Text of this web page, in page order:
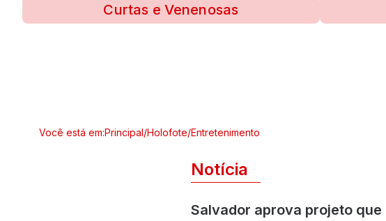
Curtas e Venenosas
Você está em:Principal/Holofote/Entretenimento
Notícia
Salvador aprova projeto